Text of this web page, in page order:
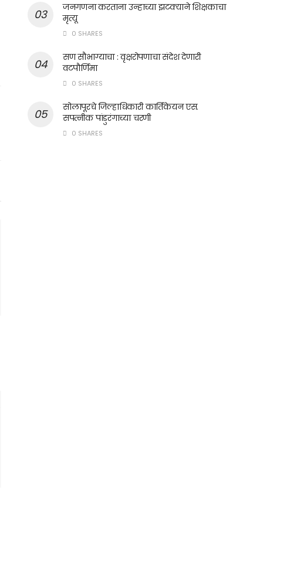
जनगणना करताना उन्हाच्या झटक्याने शिक्षकाचा
मृत्यू
0 SHARES
सण सौभाग्याचा : वृक्षरोपणाचा संदेश देणारी
वटपौर्णिमा
0 SHARES
सोलापूरचे जिल्हाधिकारी कार्तिकेयन एस.
सपत्नीक पांडुरंगाच्या चरणी
0 SHARES